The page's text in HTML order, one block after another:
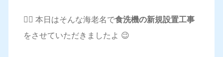
💁‍♀️ 本日はそんな海老名で食洗機の新規設置工事
をさせていただきましたよ 😉